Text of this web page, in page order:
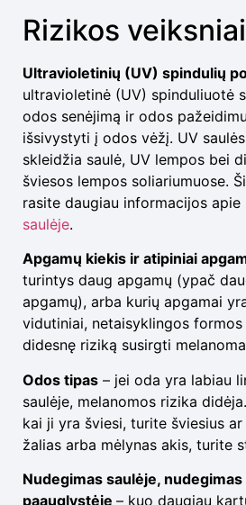
Rizikos veiksniai
Ultravioletinių (UV) spindulių
ultravioletinė (UV) spinduliuotė
odos senėjimą ir odos
išsivystyti į odos vėžį. UV
skleidžia saulė, UV lempos bei
šviesos lempos soliariumuose.
rasite daugiau informacijos apie
saulėje.
Apgamų kiekis ir atipiniai
turintys daug apgamų (ypač
apgamų), arba kurių apgamai
vidutiniai, netaisyklingos
didesnę riziką susirgti
Odos tipas – jei oda yra labiau
saulėje, melanomos rizika
kai ji yra šviesi, turite šviesius
žalias arba mėlynas akis, turite
Nudegimas saulėje,
paauglystėje – kuo daugiau